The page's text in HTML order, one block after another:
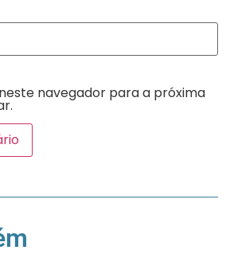
navegador para a próxima